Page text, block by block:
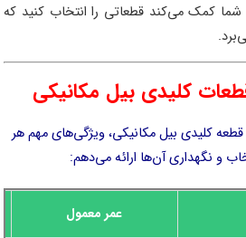
به شما کمک می‌کند قطعاتی را انتخاب کنید که
کلیدی بیل مکانیکی
در جدول زیر مقایسه‌ای از ۱۵ قطعه کلیدی بیل مکانیکی، ویژگی‌های مهم هر
و نگهداری آن‌ها ارائه می‌دهم:
عمر معمول